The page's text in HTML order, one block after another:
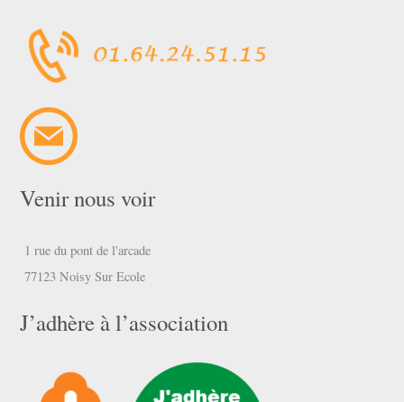
Venir nous voir
1 rue du pont de l'arcade
77123 Noisy Sur Ecole
J’adhère à l’association